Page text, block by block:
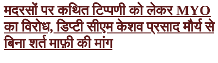
मदरसों पर कथित टिप्पणी को लेकर MYO
का विरोध, डिप्टी सीएम केशव प्रसाद मौर्य से
बिना शर्त माफ़ी की मांग